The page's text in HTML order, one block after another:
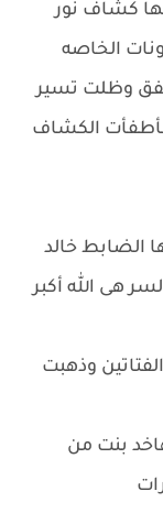
كشاف نور
الخاصه
وظلت تسير
الكشاف
الضابط خالد
هى الله أكبر
وذهبت
بنت من